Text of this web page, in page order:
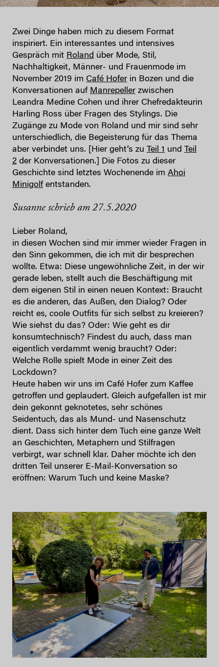
Zwei Dinge haben mich zu diesem Format
inspiriert. Ein interessantes und intensives
Gespräch mit Roland über Mode, Stil,
Nachhaltigkeit, Männer- und Frauenmode im
November 2019 im Café Hofer in Bozen und die
Konversationen auf Manrepeller zwischen
Leandra Medine Cohen und ihrer Chefredakteurin
Harling Ross über Fragen des Stylings. Die
Zugänge zu Mode von Roland und mir sind sehr
unterschiedlich, die Begeisterung für das Thema
aber verbindet uns. [Hier geht’s zu Teil 1 und Teil
2 der Konversationen.] Die Fotos zu dieser
Geschichte sind letztes Wochenende im Ahoi
Minigolf entstanden.
Susanne schrieb am 27.5.2020
Lieber Roland,
in diesen Wochen sind mir immer wieder Fragen in
den Sinn gekommen, die ich mit dir besprechen
wollte. Etwa: Diese ungewöhnliche Zeit, in der wir
gerade leben, stellt auch die Beschäftigung mit
dem eigenen Stil in einen neuen Kontext: Braucht
es die anderen, das Außen, den Dialog? Oder
reicht es, coole Outfits für sich selbst zu kreieren?
Wie siehst du das? Oder: Wie geht es dir
konsumtechnisch? Findest du auch, dass man
eigentlich verdammt wenig braucht? Oder:
Welche Rolle spielt Mode in einer Zeit des
Lockdown?
Heute haben wir uns im Café Hofer zum Kaffee
getroffen und geplaudert. Gleich aufgefallen ist mir
dein gekonnt geknotetes, sehr schönes
Seidentuch, das als Mund- und Nasenschutz
dient. Dass sich hinter dem Tuch eine ganze Welt
an Geschichten, Metaphern und Stilfragen
verbirgt, war schnell klar. Daher möchte ich den
dritten Teil unserer E-Mail-Konversation so
eröffnen: Warum Tuch und keine Maske?